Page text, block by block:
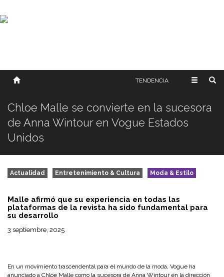
SOBRE NOSOTROS
TENDENCIA
Chloe Malle se convierte en la sucesora
de Anna Wintour en Vogue Estados
Unidos
Actualidad Entretenimiento & Cultura Moda & Estilo
Malle afirmó que su experiencia en todas las
plataformas de la revista ha sido fundamental para
su desarrollo
3 septiembre, 2025
En un movimiento trascendental para el mundo de la moda, Vogue ha
anunciado a Chloe Malle como la sucesora de Anna Wintouren la dirección